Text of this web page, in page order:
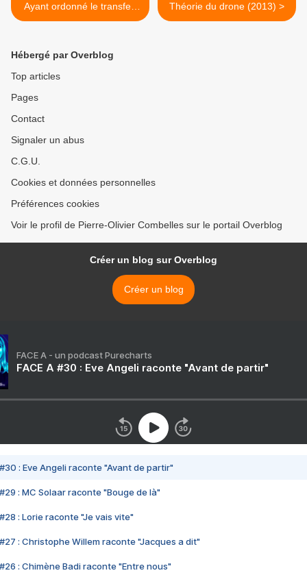
Ayant ordonné le transfert
du pouvoir, Trump ne va
novembre 2020)
Théorie du drone (2013) >
Hébergé par Overblog
Top articles
Pages
Contact
Signaler un abus
C.G.U.
Cookies et données personnelles
Préférences cookies
Voir le profil de Pierre-Olivier Combelles sur le portail Overblog
Créer un blog sur Overblog
Créer un blog
FACE A - un podcast Purecharts
FACE A #30 : Eve Angeli raconte "Avant de partir"
#30 : Eve Angeli raconte "Avant de partir"
#29 : MC Solaar raconte "Bouge de là"
#28 : Lorie raconte "Je vais vite"
#27 : Christophe Willem raconte "Jacques a dit"
#26 : Chimène Badi raconte "Entre nous"